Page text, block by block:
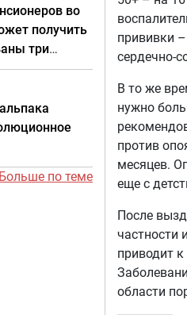
во
получить
три
Больше по теме
прививки
сердечно-
В то же
нужно
против
месяцев.
еще с
После
частности
приводит
области